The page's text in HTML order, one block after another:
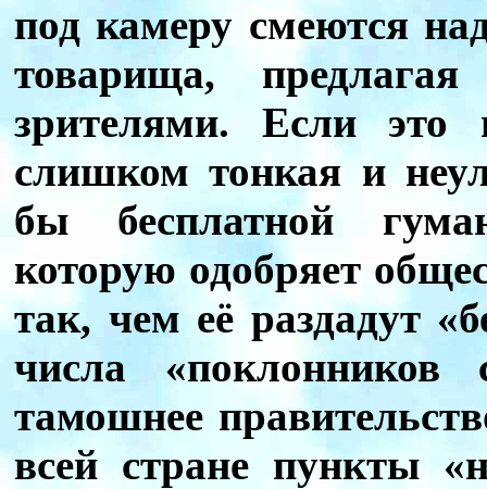
под камеру смеются
товарища,
зрителями. Если это
слишком тонкая и
бы бесплатной
которую одобряет
так, чем её раздадут
числа «поклонников
тамошнее
всей стране пункты